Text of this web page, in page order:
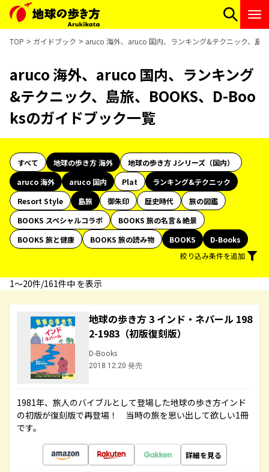
TOP ガイドブック aruco 海外、aruco 国内、ランキング&テクニック、島
aruco 海外、aruco 国内、ランキング
&テクニック、島旅、BOOKS、D-Boo
ksのガイドブック一覧
すべて 地球の歩き方 海外
地球の歩き方 Jシリーズ（国内）
aruco 海外
aruco 国内 Plat
ランキング&テクニック
Resort Style
島旅 御朱印 歴史時代
旅の図鑑
BOOKS スペシャルコラボ
BOOKS 旅の名言＆絶景
BOOKS 旅と健康
BOOKS 旅の読み物 BOOKS
D-Books
絞り込み条件を追加
1〜20件/161件中 を表示
地球の歩き方 3 インド・ネパール 198
2-1983（初版復刻版）
D-Books
2018.12.20 発売
1981年、旅人のバイブルとして登場した地球の歩き方インド
の初版が復刻版で再登場！ 当時の旅を思い出して欲しい1冊
です。
詳細を見る